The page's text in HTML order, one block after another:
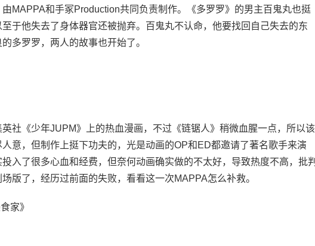
和手冢Production共同负责制作。《多罗罗》的男主百鬼丸也挺
于他失去了身体器官还被抛弃。百鬼丸不认命，他要找回自己失去的东
多罗罗，两人的故事也开始了。
《少年JUPM》上的热血漫画，不过《链锯人》稍微血腥一点，所以该
意，但制作上挺下功夫的，光是动画的OP和ED都邀请了著名歌手来演
入了很多心血和经费，但奈何动画确实做的不太好，导致热度不高，批
版了，经历过前面的失败，看看这一次MAPPA怎么补救。
家》